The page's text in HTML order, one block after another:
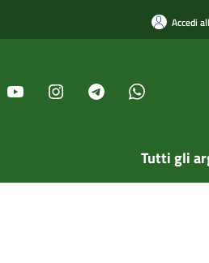
Accedi
Tutti gli